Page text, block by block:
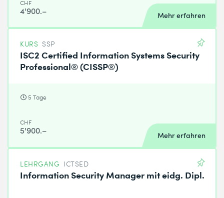
CHF
4'900.– Mehr erfahren
KURS SSP
ISC2 Certified Information Systems Security
Professional® (CISSP®)
5 Tage
CHF
5'900.– Mehr erfahren
LEHRGANG ICTSED
Information Security Manager mit eidg. Dipl.